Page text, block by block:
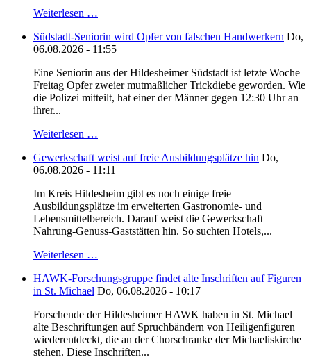
Weiterlesen …
Südstadt-Seniorin wird Opfer von falschen Handwerkern Do,
06.08.2026 - 11:55
Eine Seniorin aus der Hildesheimer Südstadt ist letzte Woche
Freitag Opfer zweier mutmaßlicher Trickdiebe geworden. Wie
die Polizei mitteilt, hat einer der Männer gegen 12:30 Uhr an
ihrer...
Weiterlesen …
Gewerkschaft weist auf freie Ausbildungsplätze hin Do,
06.08.2026 - 11:11
Im Kreis Hildesheim gibt es noch einige freie
Ausbildungsplätze im erweiterten Gastronomie- und
Lebensmittelbereich. Darauf weist die Gewerkschaft
Nahrung-Genuss-Gaststätten hin. So suchten Hotels,...
Weiterlesen …
HAWK-Forschungsgruppe findet alte Inschriften auf Figuren
in St. Michael Do, 06.08.2026 - 10:17
Forschende der Hildesheimer HAWK haben in St. Michael
alte Beschriftungen auf Spruchbändern von Heiligenfiguren
wiederentdeckt, die an der Chorschranke der Michaeliskirche
stehen. Diese Inschriften...